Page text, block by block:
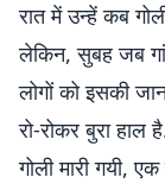
रात में उन्हें कब
लेकिन, सुबह जब
लोगों को इसकी
रो-रोकर बुरा हाल
गोली मारी गयी,